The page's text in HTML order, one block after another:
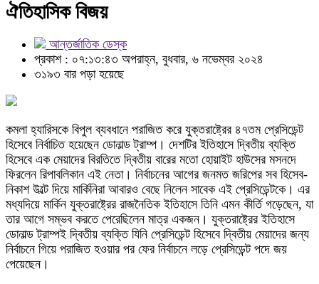
ঐতিহাসিক বিজয়
আন্তর্জাতিক ডেস্ক
প্রকাশ : ০৭:১৩:৪৩ অপরাহ্ন, বুধবার, ৬ নভেম্বর ২০২৪
৩১৯৩ বার পড়া হয়েছে
কমলা হ্যারিসকে বিপুল ব্যবধানে পরাজিত করে যুক্তরাষ্ট্রের ৪৭তম প্রেসিডেন্ট
হিসেবে নির্বাচিত হয়েছেন ডোনাল্ড ট্রাম্প। দেশটির ইতিহাসে দ্বিতীয় ব্যক্তি
হিসেবে এক মেয়াদের বিরতিতে দ্বিতীয় বারের মতো হোয়াইট হাউসের মসনদে
ফিরলেন রিপাবলিকান এই নেতা। নির্বাচনের আগের জনমত জরিপের সব হিসেব-
নিকাশ উল্টে দিয়ে মার্কিনিরা আবারও বেছে নিলেন সাবেক এই প্রেসিডেন্টকে। এর
মধ্যদিয়ে মার্কিন যুক্তরাষ্ট্রের রাজনৈতিক ইতিহাসে তিনি এমন কীর্তি গড়েছেন, যা
তার আগে সম্ভব করতে পেরেছিলেন মাত্র একজন। যুক্তরাষ্ট্রের ইতিহাসে
ডোনাল্ড ট্রাম্পই দ্বিতীয় ব্যক্তি যিনি প্রেসিডেন্ট হিসেবে দ্বিতীয় মেয়াদের জন্য
নির্বাচনে গিয়ে পরাজিত হওয়ার পর ফের নির্বাচনে লড়ে প্রেসিডেন্ট পদে জয়
পেয়েছেন।